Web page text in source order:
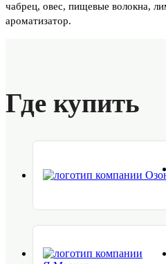
чабрец, овес, пищевые волокна,
ароматизатор.
Где купить